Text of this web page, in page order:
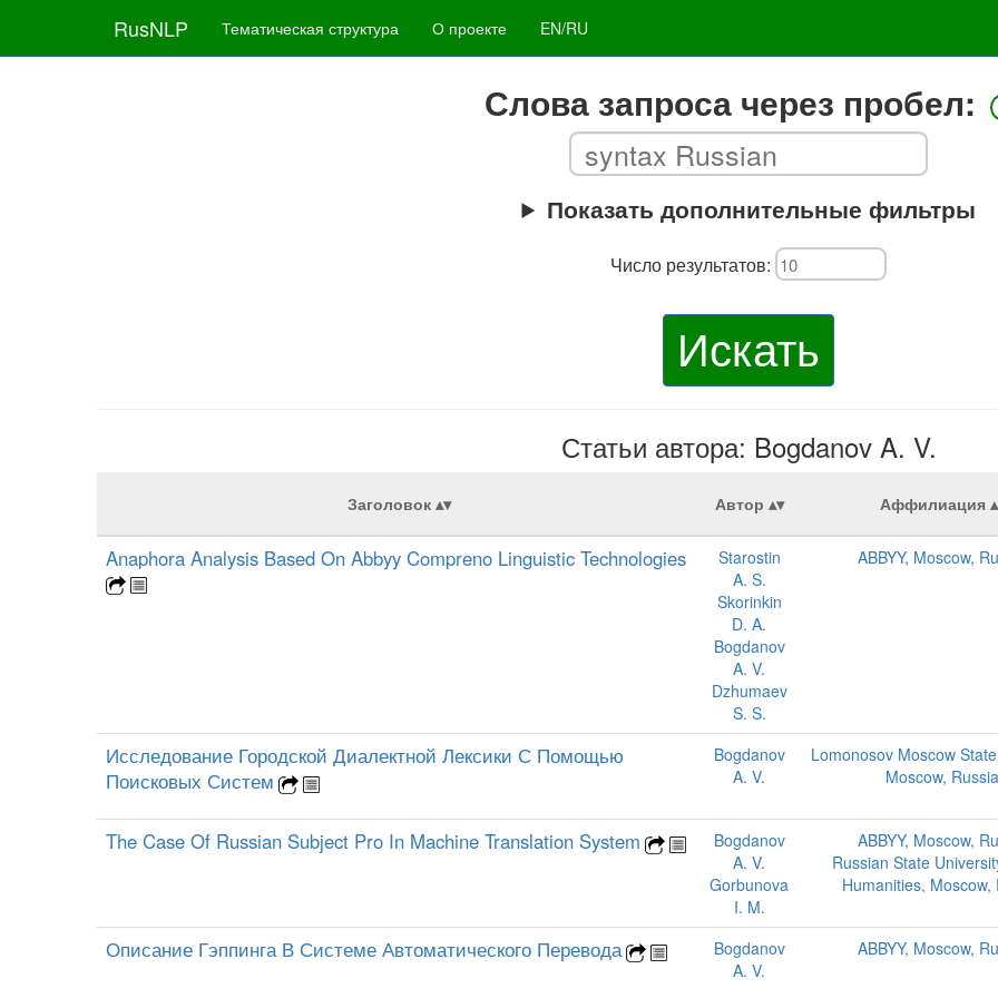
RusNLP Тематическая структура О проекте EN/RU
Слова запроса через пробел:
Показать дополнительные фильтры
Число результатов:
Искать
Статьи автора: Bogdanov A. V.
Заголовок Автор Аффилиация
Anaphora Analysis Based On Abbyy Compreno Linguistic Technologies
Starostin
A. S.
Skorinkin
D. A.
Bogdanov
A. V.
Dzhumaev
S. S.
ABBYY, Moscow,
Исследование Городской Диалектной Лексики С Помощью
Поисковых Систем
Bogdanov
A. V.
Lomonosov Moscow
Moscow, Russia
The Case Of Russian Subject Pro In Machine Translation System
Bogdanov
A. V.
Gorbunova
I. M.
ABBYY, Moscow,
Russian State
Humanities, Moscow,
Описание Гэппинга В Системе Автоматического Перевода
Bogdanov
A. V.
ABBYY, Moscow,